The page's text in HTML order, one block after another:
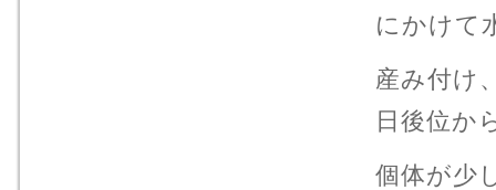
にかけて
産み付け
日後位か
個体が少